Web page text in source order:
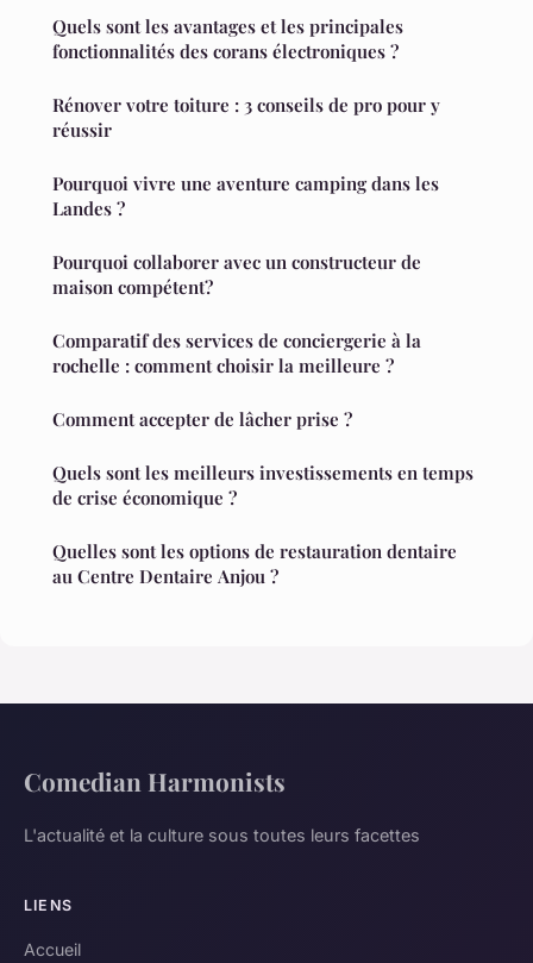
Quels sont les avantages et les principales
fonctionnalités des corans électroniques ?
Rénover votre toiture : 3 conseils de pro pour y
réussir
Pourquoi vivre une aventure camping dans les
Landes ?
Pourquoi collaborer avec un constructeur de
maison compétent?
Comparatif des services de conciergerie à la
rochelle : comment choisir la meilleure ?
Comment accepter de lâcher prise ?
Quels sont les meilleurs investissements en temps
de crise économique ?
Quelles sont les options de restauration dentaire
au Centre Dentaire Anjou ?
Comedian Harmonists
L'actualité et la culture sous toutes leurs facettes
LIENS
Accueil